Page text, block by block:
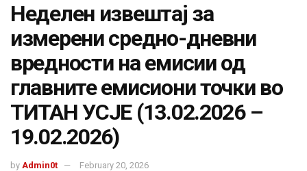
Неделен извештај за
измерени средно-дневни
вредности на емисии од
главните емисиони точки во
ТИТАН УСЈЕ (13.02.2026 –
19.02.2026)
by Admin0t February 20, 2026